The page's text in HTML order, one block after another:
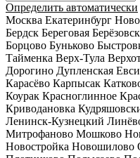
Определить автоматически
Москва Екатеринбург
Бердск Береговая
Борцово Буньково
Тайменка Верх-Тула
Дорогино Дупленская
Карасёво Карпысак
Коурак Красноглинное
Криводановка
Ленинск-Кузнецкий
Митрофаново Мошково
Новостройка Новошилово